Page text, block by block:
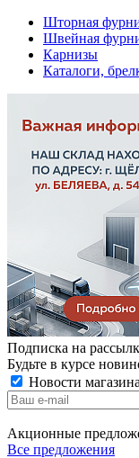
Шторная
Швейная
Карнизы
Каталоги,
Подписка на
Будьте в курсе
Новости магазина
Акционные
Все предложения